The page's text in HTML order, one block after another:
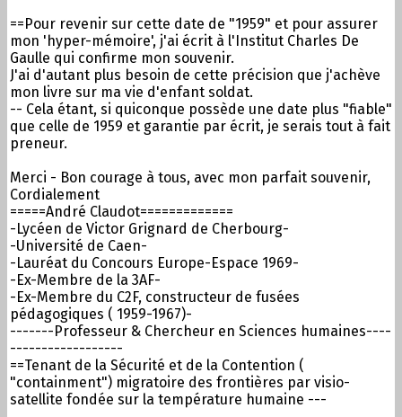
==Pour revenir sur cette date de "1959" et pour assurer
mon 'hyper-mémoire', j'ai écrit à l'Institut Charles De
Gaulle qui confirme mon souvenir.
J'ai d'autant plus besoin de cette précision que j'achève
mon livre sur ma vie d'enfant soldat.
-- Cela étant, si quiconque possède une date plus "fiable"
que celle de 1959 et garantie par écrit, je serais tout à fait
preneur.
Merci - Bon courage à tous, avec mon parfait souvenir,
Cordialement
=====André Claudot=============
-Lycéen de Victor Grignard de Cherbourg-
-Université de Caen-
-Lauréat du Concours Europe-Espace 1969-
-Ex-Membre de la 3AF-
-Ex-Membre du C2F, constructeur de fusées
pédagogiques ( 1959-1967)-
-------Professeur & Chercheur en Sciences humaines----
------------------
==Tenant de la Sécurité et de la Contention (
"containment") migratoire des frontières par visio-
satellite fondée sur la température humaine ---